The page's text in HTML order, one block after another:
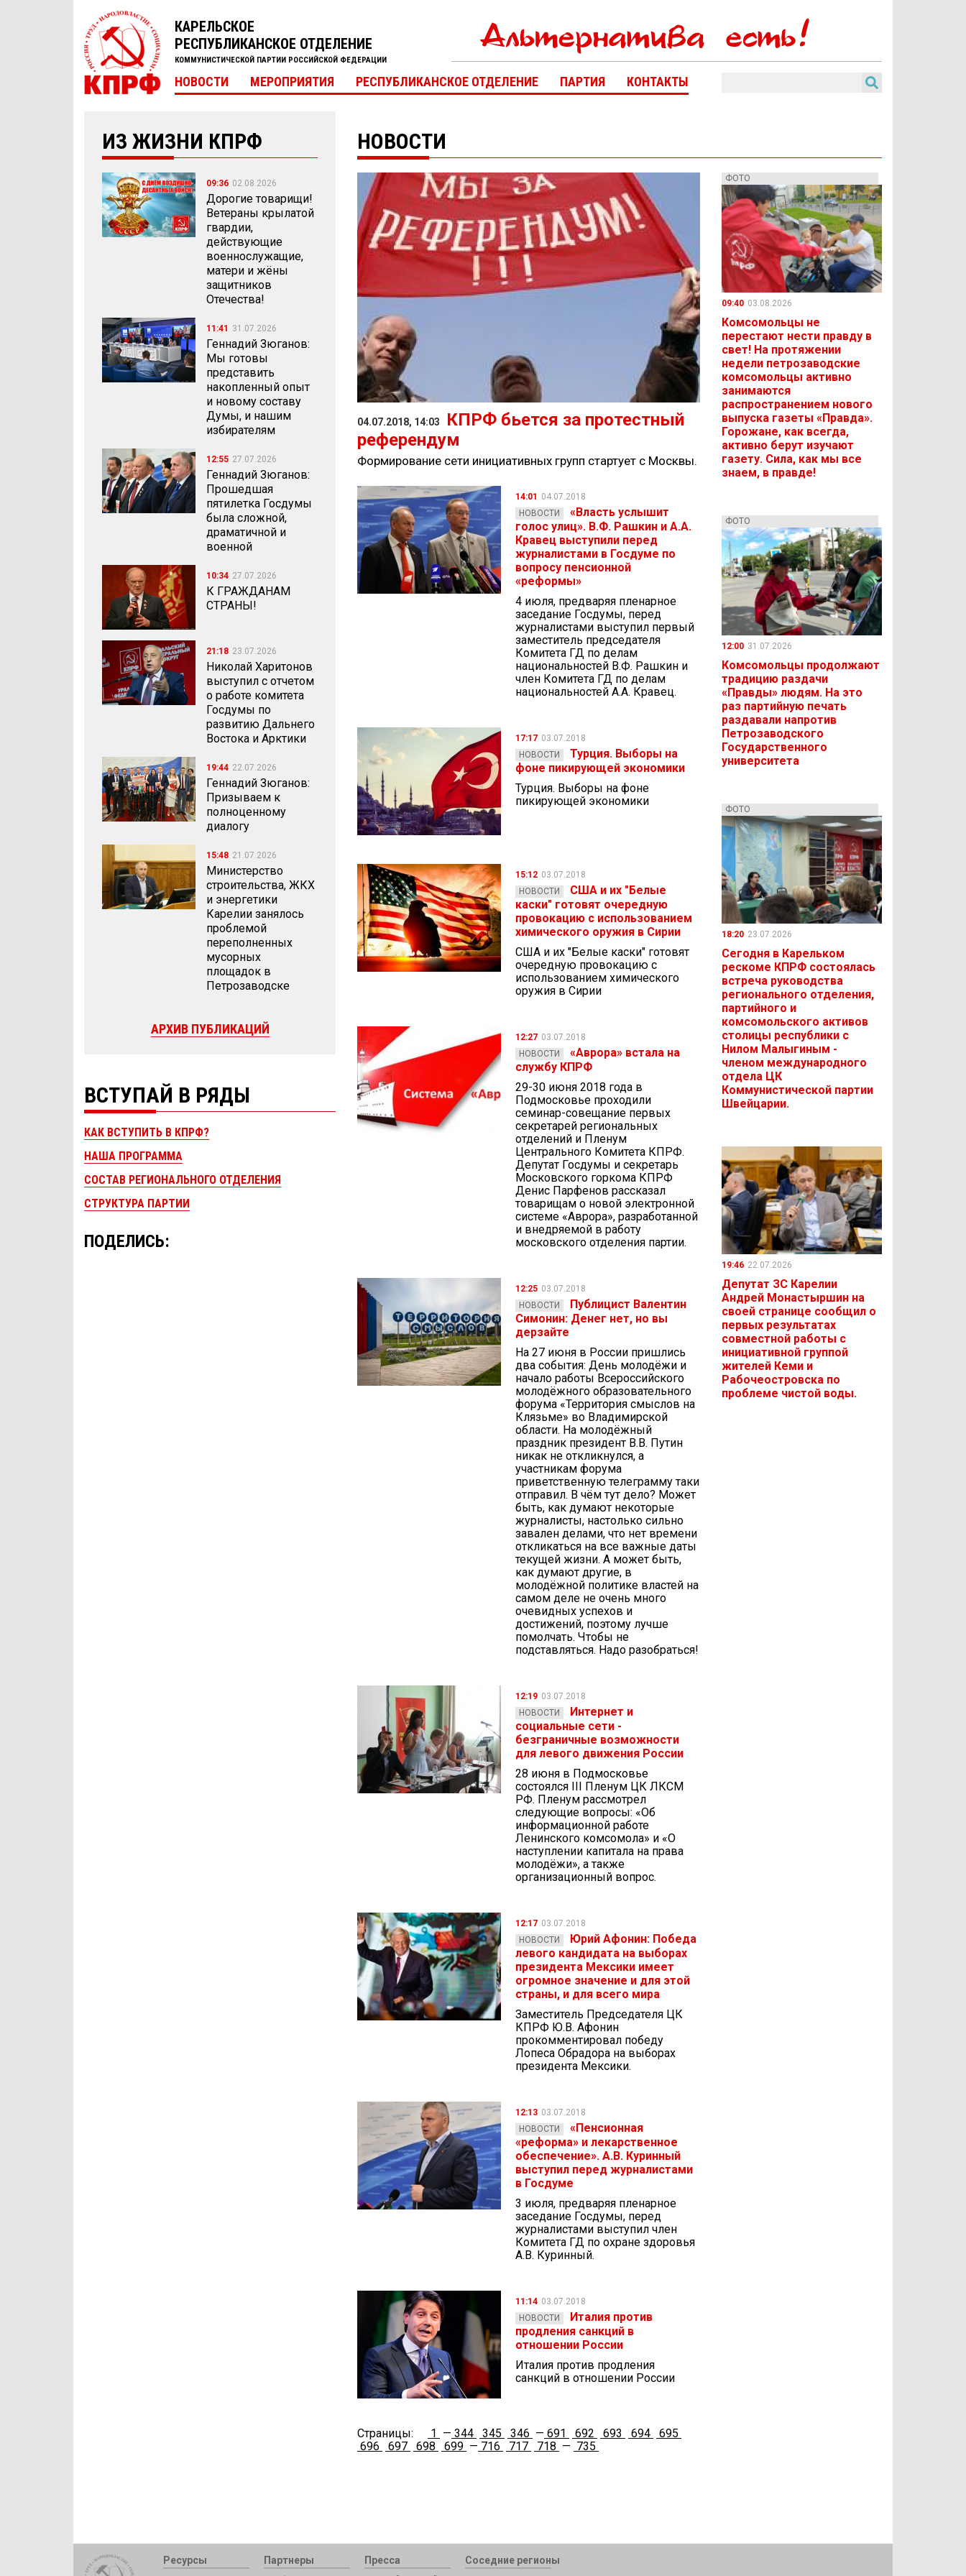
КАРЕЛЬСКОЕ
РЕСПУБЛИКАНСКОЕ ОТДЕЛЕНИЕ
КОММУНИСТИЧЕСКОЙ ПАРТИИ РОССИЙСКОЙ ФЕДЕРАЦИИ
НОВОСТИ МЕРОПРИЯТИЯ РЕСПУБЛИКАНСКОЕ ОТДЕЛЕНИЕ ПАРТИЯ КОНТАКТЫ
ИЗ ЖИЗНИ КПРФ
09:36 02.08.2026
Дорогие товарищи!
Ветераны крылатой
гвардии,
действующие
военнослужащие,
матери и жёны
защитников
Отечества!
11:41 31.07.2026
Геннадий Зюганов:
Мы готовы
представить
накопленный опыт
и новому составу
Думы, и нашим
избирателям
12:55 27.07.2026
Геннадий Зюганов:
Прошедшая
пятилетка Госдумы
была сложной,
драматичной и
военной
10:34 27.07.2026
К ГРАЖДАНАМ
СТРАНЫ!
21:18 23.07.2026
Николай Харитонов
выступил с отчетом
о работе комитета
Госдумы по
развитию Дальнего
Востока и Арктики
19:44 22.07.2026
Геннадий Зюганов:
Призываем к
полноценному
диалогу
15:48 21.07.2026
Министерство
строительства, ЖКХ
и энергетики
Карелии занялось
проблемой
переполненных
мусорных
площадок в
Петрозаводске
АРХИВ ПУБЛИКАЦИЙ
ВСТУПАЙ В РЯДЫ
КАК ВСТУПИТЬ В КПРФ?
НАША ПРОГРАММА
СОСТАВ РЕГИОНАЛЬНОГО ОТДЕЛЕНИЯ
СТРУКТУРА ПАРТИИ
ПОДЕЛИСЬ:
НОВОСТИ
04.07.2018, 14:03
КПРФ бьется за протестный
референдум
Формирование сети инициативных групп стартует с Москвы.
14:01
04.07.2018
НОВОСТИ
«Власть услышит
голос улиц». В.Ф. Рашкин и А.А.
Кравец выступили перед
журналистами в Госдуме по
вопросу пенсионной
«реформы»
4 июля, предваряя пленарное
заседание Госдумы, перед
журналистами выступил первый
заместитель председателя
Комитета ГД по делам
национальностей В.Ф. Рашкин и
член Комитета ГД по делам
национальностей А.А. Кравец.
17:17 03.07.2018
НОВОСТИ
Турция. Выборы на
фоне пикирующей экономики
Турция. Выборы на фоне
пикирующей экономики
15:12 03.07.2018
НОВОСТИ
США и их "Белые
каски" готовят очередную
провокацию с использованием
химического оружия в Сирии
США и их "Белые каски" готовят
очередную провокацию с
использованием химического
оружия в Сирии
12:27 03.07.2018
НОВОСТИ
«Аврора» встала на
службу КПРФ
29-30 июня 2018 года в
Подмосковье проходили
семинар-совещание первых
секретарей региональных
отделений и Пленум
Центрального Комитета КПРФ.
Депутат Госдумы и секретарь
Московского горкома КПРФ
Денис Парфенов рассказал
товарищам о новой электронной
системе «Аврора», разработанной
и внедряемой в работу
московского отделения партии.
12:25 03.07.2018
НОВОСТИ
Публицист Валентин
Симонин: Денег нет, но вы
дерзайте
На 27 июня в России пришлись
два события: День молодёжи и
начало работы Всероссийского
молодёжного образовательного
форума «Территория смыслов на
Клязьме» во Владимирской
области. На молодёжный
праздник президент В.В. Путин
никак не откликнулся, а
участникам форума
приветственную телеграмму таки
отправил. В чём тут дело? Может
быть, как думают некоторые
журналисты, настолько сильно
завален делами, что нет времени
откликаться на все важные даты
текущей жизни. А может быть,
как думают другие, в
молодёжной политике властей на
самом деле не очень много
очевидных успехов и
достижений, поэтому лучше
помолчать. Чтобы не
подставляться. Надо разобраться!
12:19 03.07.2018
НОВОСТИ
Интернет и
социальные сети -
безграничные возможности
для левого движения России
28 июня в Подмосковье
состоялся III Пленум ЦК ЛКСМ
РФ. Пленум рассмотрел
следующие вопросы: «Об
информационной работе
Ленинского комсомола» и «О
наступлении капитала на права
молодёжи», а также
организационный вопрос.
12:17 03.07.2018
НОВОСТИ
Юрий Афонин: Победа
левого кандидата на выборах
президента Мексики имеет
огромное значение и для этой
страны, и для всего мира
Заместитель Председателя ЦК
КПРФ Ю.В. Афонин
прокомментировал победу
Лопеса Обрадора на выборах
президента Мексики.
12:13 03.07.2018
НОВОСТИ
«Пенсионная
«реформа» и лекарственное
обеспечение». А.В. Куринный
выступил перед журналистами
в Госдуме
3 июля, предваряя пленарное
заседание Госдумы, перед
журналистами выступил член
Комитета ГД по охране здоровья
А.В. Куринный.
11:14 03.07.2018
НОВОСТИ
Италия против
продления санкций в
отношении России
Италия против продления
санкций в отношении России
Страницы: 1 — 344 345 346 — 691 692 693 694
695
696
697 698 699 — 716 717 718 — 735
ФОТО
09:40 03.08.2026
Комсомольцы не
перестают нести правду в
свет! На протяжении
недели петрозаводские
комсомольцы активно
занимаются
распространением нового
выпуска газеты «Правда».
Горожане, как всегда,
активно берут изучают
газету. Сила, как мы все
знаем, в правде!
ФОТО
12:00 31.07.2026
Комсомольцы продолжают
традицию раздачи
«Правды» людям. На это
раз партийную печать
раздавали напротив
Петрозаводского
Государственного
университета
ФОТО
18:20 23.07.2026
Сегодня в Карельком
рескоме КПРФ состоялась
встреча руководства
регионального отделения,
партийного и
комсомольского активов
столицы республики с
Нилом Малыгиным -
членом международного
отдела ЦК
Коммунистической партии
Швейцарии.
19:46 22.07.2026
Депутат ЗС Карелии
Андрей Монастыршин на
своей странице сообщил о
первых результатах
совместной работы с
инициативной группой
жителей Кеми и
Рабочеостровска по
проблеме чистой воды.
Ресурсы Партнеры Пресса Соседние регионы